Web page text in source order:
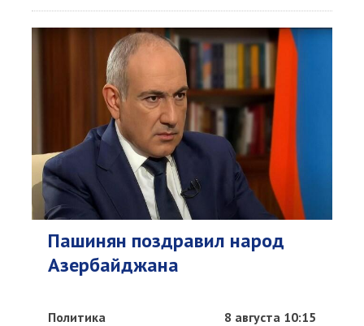
Пашинян поздравил народ
Азербайджана
Политика 8 августа 10:15